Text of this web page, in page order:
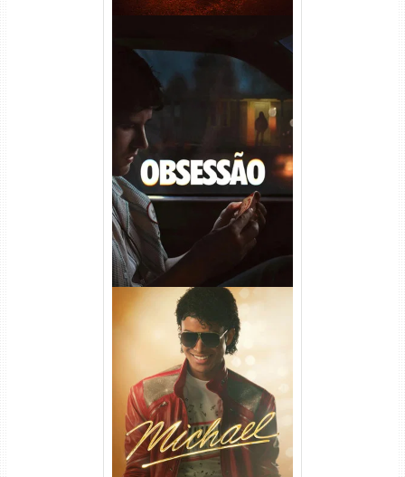
Obsessão Torrent (2026)
WEB-DL 1080p/4K Dual
Áudio
Michael Torrent (2026) WEB-
DL 1080p/4K Dual Áudio